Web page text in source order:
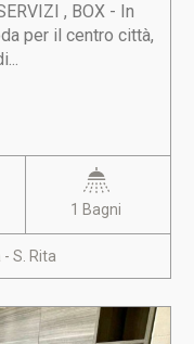
, BOX - In
per il centro città,
1 Bagni
S. Rita